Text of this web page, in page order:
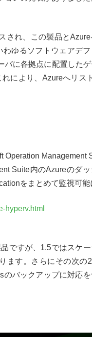
され、この製品とAzure
わゆるソフトウェアデ
バに各拠点に配置した
により、 Azureへリス
Operation Management
Suite内のAzureのダ
をまとめて監視可能
hyperv.html
ですが、 1.5ではスケ
ます。さらにその次の
のバックアップに対応